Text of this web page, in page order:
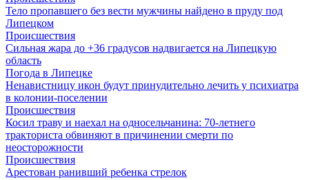
Тело пропавшего без вести мужчины найдено в пруду под
Липецком
Происшествия
Сильная жара до +36 градусов надвигается на Липецкую
область
Погода в Липецке
Ненавистницу икон будут принудительно лечить у психиатра
в колонии-поселении
Происшествия
Косил траву и наехал на односельчанина: 70-летнего
тракториста обвиняют в причинении смерти по
неосторожности
Происшествия
Арестован ранивший ребенка стрелок